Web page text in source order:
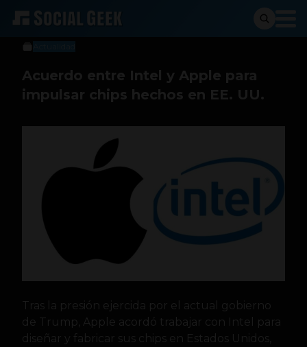
Social Geek
19 de junio de 2026
Acuerdo entre Intel y Apple para
impulsar chips hechos en EE. UU.
Tras la presión ejercida por el actual gobierno
de Trump, Apple acordó trabajar con Intel para
diseñar y fabricar sus chips en Estados Unidos,